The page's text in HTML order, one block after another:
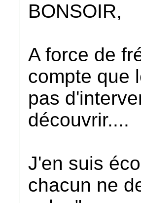
BONSOIR,
A force de
compte que
pas
découvrir....
J'en suis
chacun ne